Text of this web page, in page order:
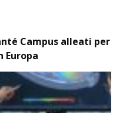
Campus alleati per
Europa